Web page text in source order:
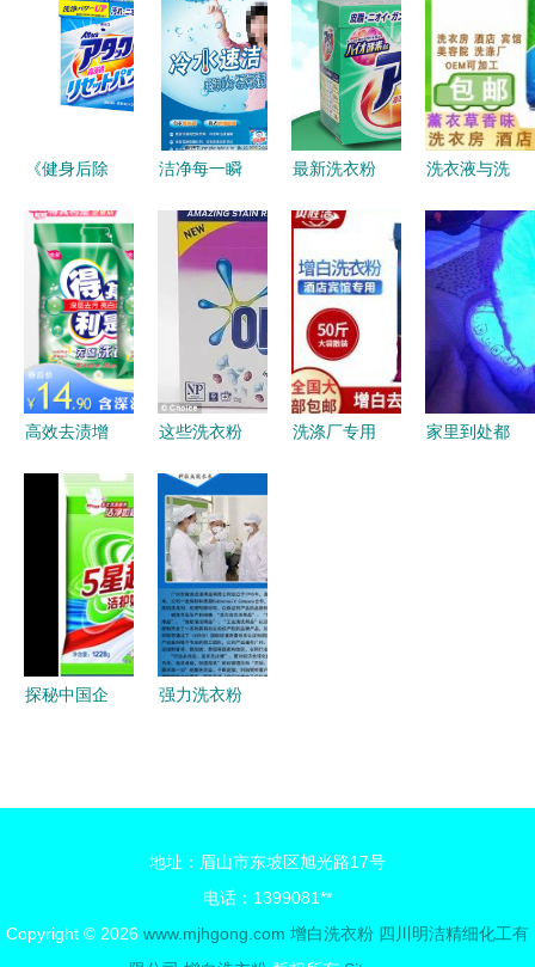
《健身后除
衣粉好物榜
强力洗衣粉
掘金指南》
洁净每一瞬
衣粉全新上
市
最新洗衣粉
分析 强力
洗衣粉推荐
洗衣液与洗
强力洗衣粉
依然是清洁
领域的中流
砥柱？
高效去渍增
家庭衣物清
洁的全能法
宝
这些洗衣粉
还不如自来
水？澳洲洗
涤用品性价
比大盘点
——彩漂粉
篇
洗涤厂专用
家里到处都
探秘中国企
强力洗衣粉
地址：眉山市东坡区旭光路17号
电话：1399081**
Copyright © 2026 www.mjhgong.com 增白洗衣粉 四川明洁精细化工有